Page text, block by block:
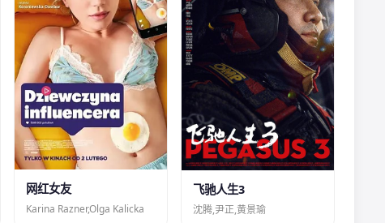
网红女友
Karina Razner,Olga Kalicka
飞驰人生3
沈腾,尹正,黄景瑜